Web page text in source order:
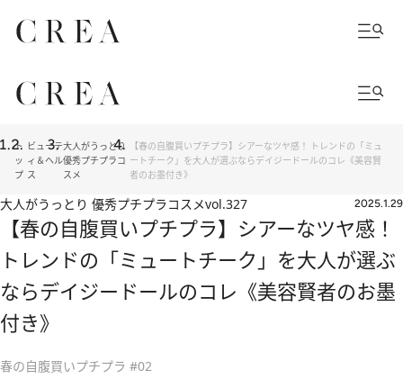
ト
ッ
プ
ビューテ
ィ＆ヘル
ス
大人がうっとり
優秀プチプラコ
スメ
【春の自腹買いプチプラ】シアーなツヤ感！ トレンドの「ミュ
ートチーク」を大人が選ぶならデイジードールのコレ《美容賢
者のお墨付き》
大人がうっとり 優秀プチプラコスメvol.327 2025.1.29
【春の自腹買いプチプラ】シアーなツヤ感！
トレンドの「ミュートチーク」を大人が選ぶ
ならデイジードールのコレ《美容賢者のお墨
付き》
春の自腹買いプチプラ #02